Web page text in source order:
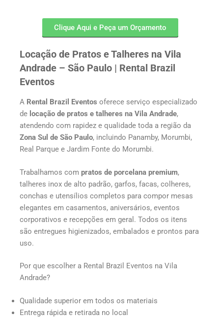
Clique Aqui e Peça um Orçamento
Locação de Pratos e Talheres na Vila
Andrade – São Paulo | Rental Brazil
Eventos
A Rental Brazil Eventos oferece serviço especializado
de locação de pratos e talheres na Vila Andrade,
atendendo com rapidez e qualidade toda a região da
Zona Sul de São Paulo, incluindo Panamby, Morumbi,
Real Parque e Jardim Fonte do Morumbi.
Trabalhamos com pratos de porcelana premium,
talheres inox de alto padrão, garfos, facas, colheres,
conchas e utensílios completos para compor mesas
elegantes em casamentos, aniversários, eventos
corporativos e recepções em geral. Todos os itens
são entregues higienizados, embalados e prontos para
uso.
Por que escolher a Rental Brazil Eventos na Vila
Andrade?
Qualidade superior em todos os materiais
Entrega rápida e retirada no local